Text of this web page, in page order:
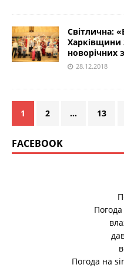
Світлична:
Харківщини
новорічних
28.12.2018
1 2 … 13
FACEBOOK
Погода на